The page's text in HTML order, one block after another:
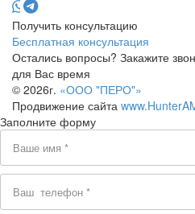
Получить консультацию
Бесплатная консультация
Остались вопросы? Закажите
для Вас время
© 2026г. «ООО "ПЕРО"»
Продвижение сайта
Заполните форму